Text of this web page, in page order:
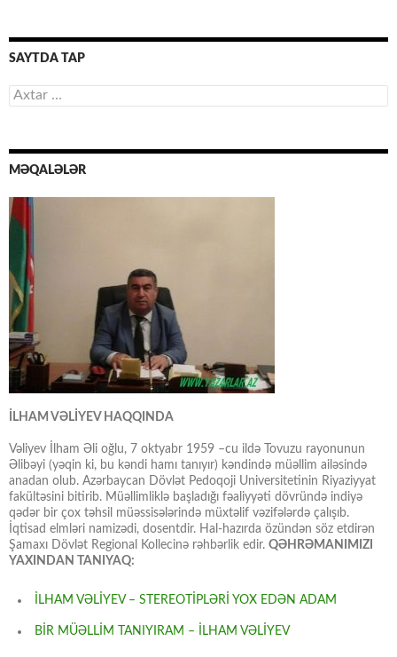
SAYTDA TAP
Axtarış:
MƏQALƏLƏR
İLHAM VƏLİYEV HAQQINDA
Vəliyev İlham Əli oğlu, 7 oktyabr 1959 –cu ildə Tovuzu rayonunun
Əlibəyi (yəqin ki, bu kəndi hamı tanıyır) kəndində müəllim ailəsində
anadan olub. Azərbaycan Dövlət Pedoqoji Universitetinin Riyaziyyat
fakültəsini bitirib. Müəllimliklə başladığı fəaliyyəti dövründə indiyə
qədər bir çox təhsil müəssisələrində müxtəlif vəzifələrdə çalışıb.
İqtisad elmləri namizədi, dosentdir. Hal-hazırda özündən söz etdirən
Şamaxı Dövlət Regional Kollecinə rəhbərlik edir. QƏHRƏMANIMIZI
YAXINDAN TANIYAQ:
İLHAM VƏLİYEV – STEREOTİPLƏRİ YOX EDƏN ADAM
BİR MÜƏLLİM TANIYIRAM – İLHAM VƏLİYEV